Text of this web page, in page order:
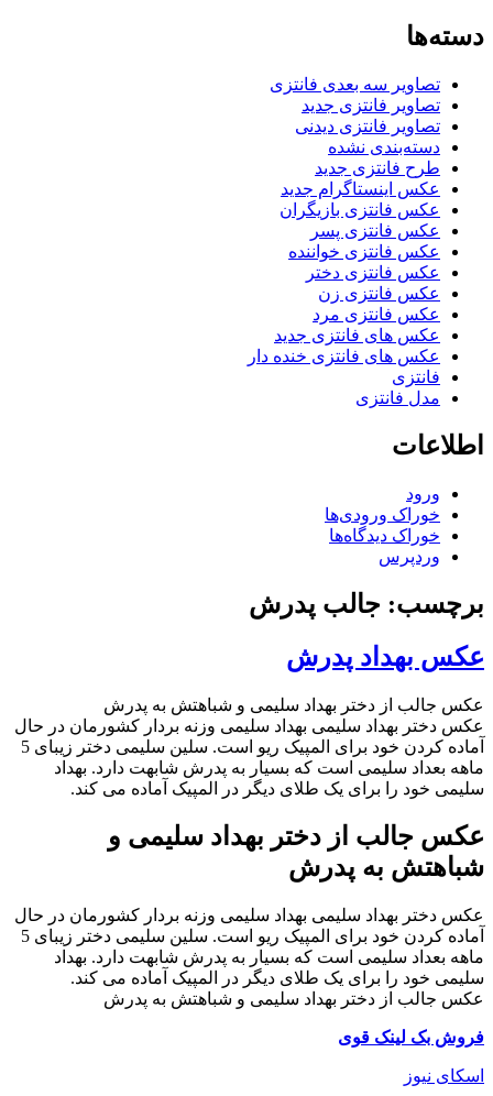
دسته‌ها
تصاویر سه بعدی فانتزی
تصاویر فانتزی جدید
تصاویر فانتزی دیدنی
دسته‌بندی نشده
طرح فانتزی جدید
عکس اینستاگرام جدید
عکس فانتزی بازیگران
عکس فانتزی پسر
عکس فانتزی خواننده
عکس فانتزی دختر
عکس فانتزی زن
عکس فانتزی مرد
عکس های فانتزی جدید
عکس های فانتزی خنده دار
فانتزی
مدل فانتزی
اطلاعات
ورود
خوراک ورودی‌ها
خوراک دیدگاه‌ها
وردپرس
برچسب: جالب پدرش
عکس بهداد پدرش
عکس جالب از دختر بهداد سلیمی و شباهتش به پدرش
عکس دختر بهداد سلیمی بهداد سلیمی وزنه بردار کشورمان در حال
آماده کردن خود برای المپیک ریو است. سلین سلیمی دختر زیبای 5
ماهه بعداد سلیمی است که بسیار به پدرش شابهت دارد. بهداد
سلیمی خود را برای یک طلای دیگر در المپیک آماده می کند.
عکس جالب از دختر بهداد سلیمی و
شباهتش به پدرش
عکس دختر بهداد سلیمی بهداد سلیمی وزنه بردار کشورمان در حال
آماده کردن خود برای المپیک ریو است. سلین سلیمی دختر زیبای 5
ماهه بعداد سلیمی است که بسیار به پدرش شابهت دارد. بهداد
سلیمی خود را برای یک طلای دیگر در المپیک آماده می کند.
عکس جالب از دختر بهداد سلیمی و شباهتش به پدرش
فروش بک لینک قوی
اسکای نیوز